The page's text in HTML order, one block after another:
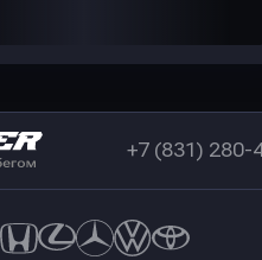
+7 (831) 280-